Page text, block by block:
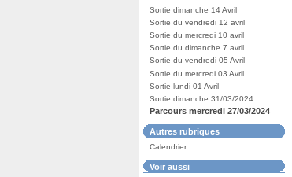
Sortie dimanche 14 Avril
Sortie du vendredi 12 avril
Sortie du mercredi 10 avril
Sortie du dimanche 7 avril
Sortie du vendredi 05 Avril
Sortie du mercredi 03 Avril
Sortie lundi 01 Avril
Sortie dimanche 31/03/2024
Parcours mercredi 27/03/2024
Autres rubriques
Calendrier
Voir aussi